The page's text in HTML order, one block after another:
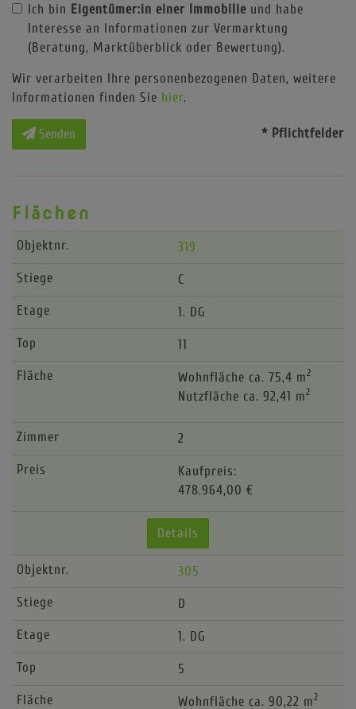
Ich bin Eigentümer:in einer Immobilie und habe
Interesse an Informationen zur Vermarktung
(Beratung, Marktüberblick oder Bewertung).
Wir verarbeiten Ihre personenbezogenen Daten, weitere
Informationen finden Sie hier.
Senden * Pflichtfelder
Flächen
319
C
1. DG
11
Wohnfläche ca. 75,4 m2
Nutzfläche ca. 92,41 m2
2
Kaufpreis:
478.964,00 €
Details
305
D
1. DG
5
Wohnfläche ca. 90,22 m2